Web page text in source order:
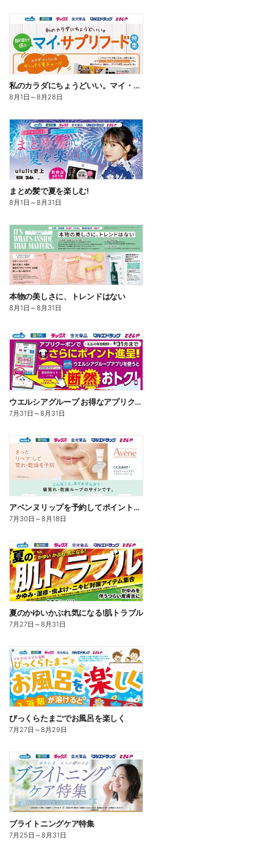
私のカラダにちょうどいい。マイ・サプリフード
8月1日 ～8月28日
まとめ髪で夏を楽しむ!
8月1日 ～8月31日
本物の美しさに、トレンドはない
8月1日 ～8月31日
ウエルシアグループ お得なアプリクーポン
7月31日 ～8月31日
アベンヌリップを予約してポイントゲット!
7月30日 ～8月18日
夏のかゆいかぶれ気になる!肌トラブル
7月27日 ～8月31日
びっくらたまごでお風呂を楽しく
7月27日 ～8月29日
ブライトニングケア特集
7月25日 ～8月31日